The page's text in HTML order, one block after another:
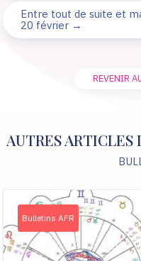
Entre tout de suite et
20 février →
REVENIR
AUTRES
Bulletins AFR